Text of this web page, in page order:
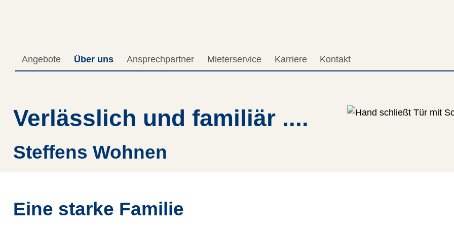
Angebote Über uns Ansprechpartner Mieterservice Karriere Kontakt
Verlässlich und familiär ....
Steffens Wohnen
Eine starke Familie